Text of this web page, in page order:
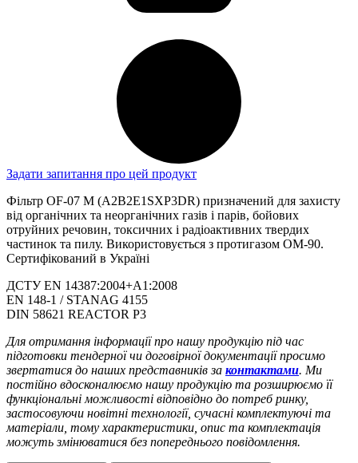
Задати запитання про цей продукт
Фільтр OF-07 M (А2В2Е1SXP3DR) призначений для захисту
від органічних та неорганічних газів і парів, бойових
отруйних речовин, токсичних і радіоактивних твердих
частинок та пилу. Використовується з протигазом ОМ-90.
Сертифікований в Україні
ДСТУ EN 14387:2004+A1:2008
EN 148-1 / STANAG 4155
DIN 58621 REACTOR P3
Для отримання інформації про нашу продукцію під час
підготовки тендерної чи договірної документації просимо
звертатися до наших представників за контактами. Ми
постійно вдосконалюємо нашу продукцію та розширюємо її
функціональні можливості відповідно до потреб ринку,
застосовуючи новітні технології, сучасні комплектуючі та
матеріали, тому характеристики, опис та комплектація
можуть змінюватися без попереднього повідомлення.